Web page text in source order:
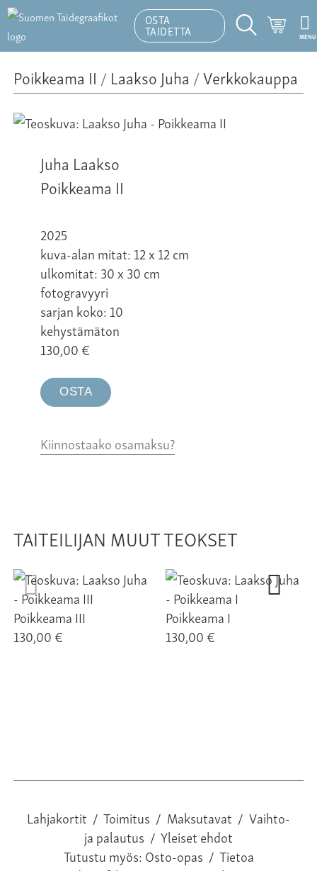
OSTA
TAIDETTA
Hakutoiminto
MENU
Poikkeama II / Laakso Juha /Verkkokauppa
Juha Laakso
Poikkeama II
2025
kuva-alan mitat: 12 x 12 cm
ulkomitat: 30 x 30 cm
fotogravyyri
sarjan koko: 10
kehystämäton
130,00€
OSTA
Kiinnostaako osamaksu?
TAITEILIJAN MUUT TEOKSET
Poikkeama III
130,00 €
Poikkeama I
130,00 €
Lahjakortit / Toimitus / Maksutavat / Vaihto-
ja palautus / Yleiset ehdot
Tutustu myös:Osto-opas / Tietoa